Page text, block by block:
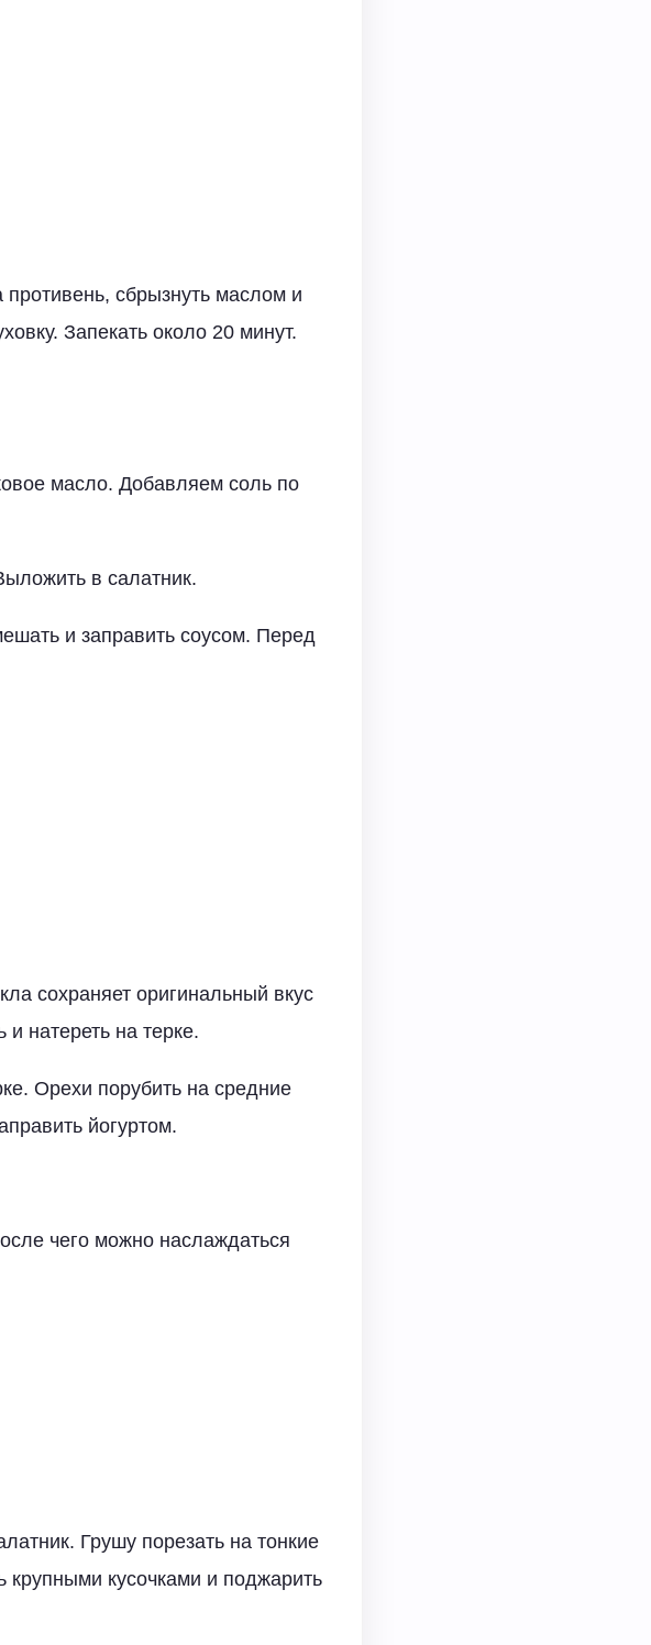
сбрызнуть маслом и
Запекать около 20 минут.
масло. Добавляем соль по
в салатник.
и заправить соусом. Перед
сохраняет оригинальный вкус
натереть на терке.
Орехи порубить на средние
йогуртом.
чего можно наслаждаться
Грушу порезать на тонкие
крупными кусочками и поджарить